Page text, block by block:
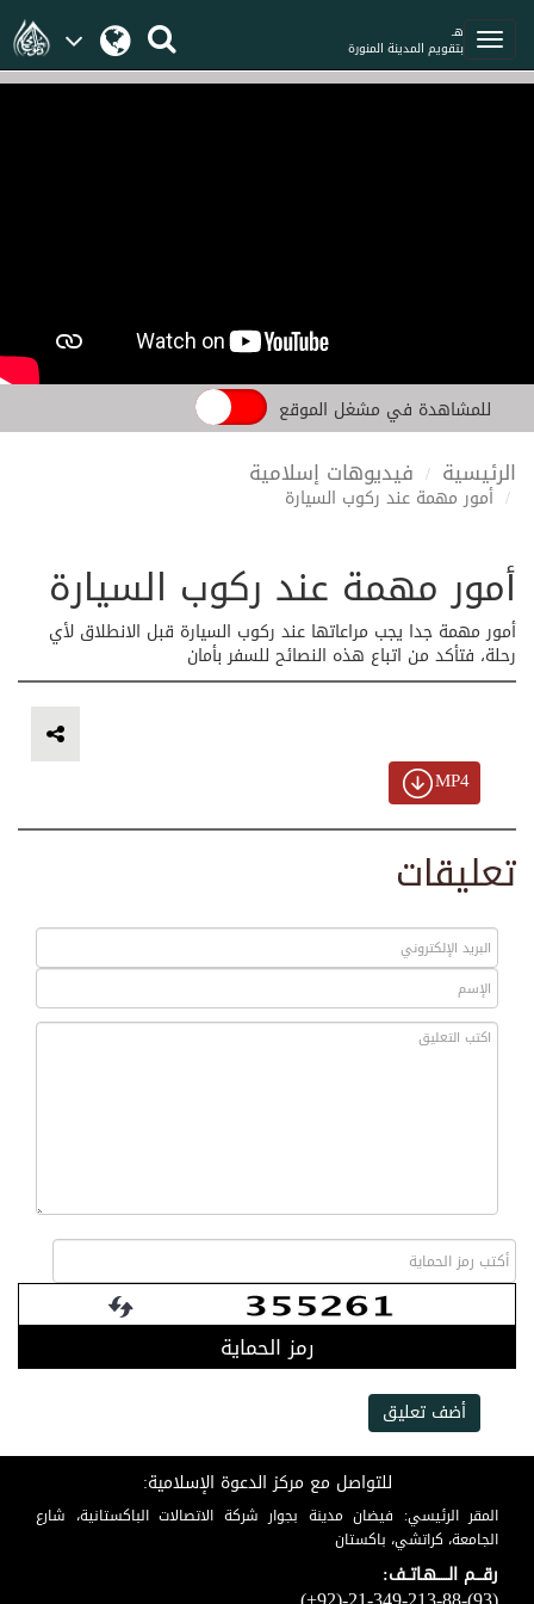
هـ
بتقويم المدينة المنورة
للمشاهدة في مشغل الموقع
الرئيسية فيديوهات إسلامية
أمور مهمة عند ركوب السيارة
أمور مهمة عند ركوب السيارة
أمور مهمة جدا يجب مراعاتها عند ركوب السيارة قبل الانطلاق لأي
رحلة، فتأكد من اتباع هذه النصائح للسفر بأمان
MP4
تعليقات
رمز الحماية
أضف تعليق
للتواصل مع مركز الدعوة الإسلامية:
المقر الرئيسي: فيضان مدينة بجوار شركة الاتصالات الباكستانية، شارع
الجامعة، كراتشي، باكستان
رقـــم الـــــهـاتــف: